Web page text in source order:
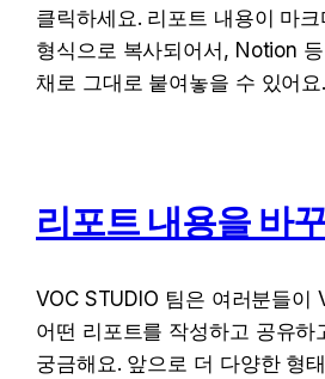
클릭하세요. 리포트 내용이 마
형식으로 복사되어서, Notion
채로 그대로 붙여놓을 수 있어요.
리포트 내용을 바
VOC STUDIO 팀은 여러분들이
어떤 리포트를 작성하고 공유하
궁금해요. 앞으로 더 다양한 형